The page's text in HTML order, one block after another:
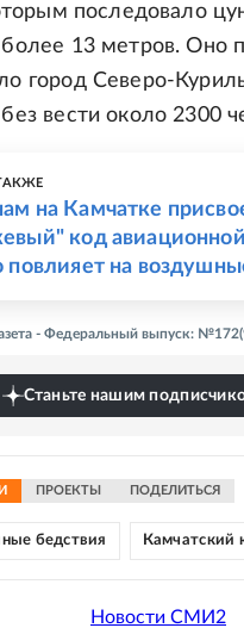
последовало
13 метров. Оно
город Северо-
вести около 2300
на Камчатке
код
повлияет на
- Федеральный выпуск:
Станьте нашим
ПРОЕКТЫ ПОДЕЛИТЬСЯ
бедствия Камчатский
Новости СМИ2